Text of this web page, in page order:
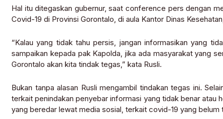
Hal itu ditegaskan gubernur, saat conference pers dengan
Covid-19 di Provinsi Gorontalo, di aula Kantor Dinas
“Kalau yang tidak tahu persis, jangan informasikan yang
sampaikan kepada pak Kapolda, jika ada masyarakat yang
Gorontalo akan kita tindak tegas,” kata Rusli.
Bukan tanpa alasan Rusli mengambil tindakan tegas ini.
terkait penindakan penyebar informasi yang tidak benar atau
yang beredar lewat media sosial, terkait covid-19 yang belum